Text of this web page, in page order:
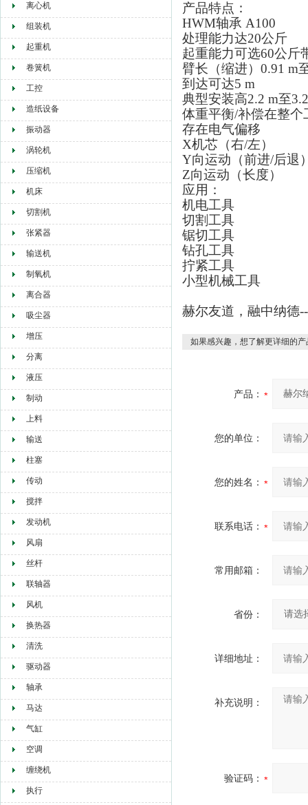
离心机
组装机
起重机
卷簧机
工控
造纸设备
振动器
涡轮机
压缩机
机床
切割机
张紧器
输送机
制氧机
离合器
吸尘器
增压
分离
液压
制动
上料
输送
柱塞
传动
搅拌
发动机
风扇
丝杆
联轴器
风机
换热器
清洗
驱动器
轴承
马达
气缸
空调
缠绕机
执行
产品特点：
HWM轴承 A100
处理能力达20公斤
起重能力可选60公斤
臂长（缩进）0.91 m
到达可达5 m
典型安装高2.2 m至
体重平衡/补偿在整
存在电气偏移
X机芯（右/左）
Y向运动（前进/后退
Z向运动（长度）
应用：
机电工具
切割工具
锯切工具
钻孔工具
拧紧工具
小型机械工具
赫尔友道，融中纳德
如果感兴趣，想了解更详细的
产品：
您的单位：
您的姓名：
联系电话：
常用邮箱：
省份：
详细地址：
补充说明：
验证码：